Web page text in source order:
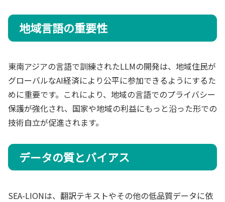
地域言語の重要性
東南アジアの言語で訓練されたLLMの開発は、地域住民が
グローバルなAI経済により公平に参加できるようにするた
めに重要です。これにより、地域の言語でのプライバシー
保護が強化され、国家や地域の利益にもっと沿った形での
技術自立が促進されます。
データの質とバイアス
SEA-LIONは、翻訳テキストやその他の低品質データに依